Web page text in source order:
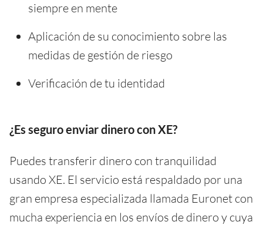
siempre en mente
Aplicación de su conocimiento sobre las
medidas de gestión de riesgo
Verificación de tu identidad
¿Es seguro enviar dinero con XE?
Puedes transferir dinero con tranquilidad
usando XE. El servicio está respaldado por una
gran empresa especializada llamada Euronet con
mucha experiencia en los envíos de dinero y cuya